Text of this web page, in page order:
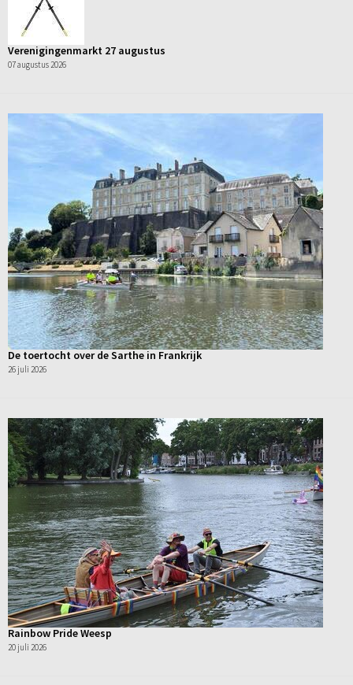
Verenigingenmarkt 27 augustus
07 augustus 2026
De toertocht over de Sarthe in Frankrijk
26 juli 2026
Rainbow Pride Weesp
20 juli 2026